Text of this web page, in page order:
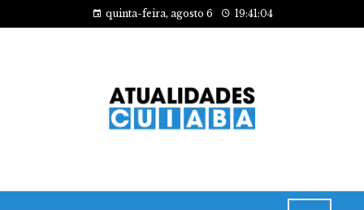
quinta-feira, agosto 6 19:41:04